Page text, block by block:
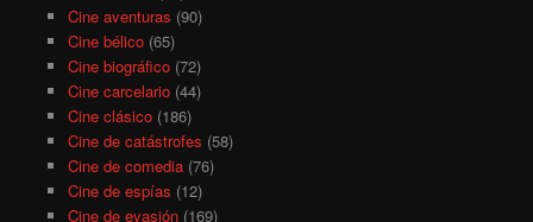
Cine aventuras (90)
Cine bélico(65)
Cine biográfico(72)
Cine carcelario(44)
Cine clásico(186)
Cine de catástrofes (58)
Cine de comedia(76)
Cine de espías (12)
Cine de evasión(169)